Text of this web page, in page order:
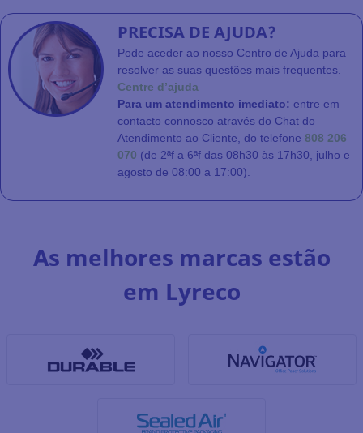
PRECISA DE AJUDA?
Pode aceder ao nosso Centro de Ajuda para
resolver as suas questões mais frequentes.
Centre d’ajuda
Para um atendimento imediato: entre em
contacto connosco através do Chat do
Atendimento ao Cliente, do telefone 808 206
070 (de 2ªf a 6ªf das 08h30 às 17h30, julho e
agosto de 08:00 a 17:00).
As melhores marcas estão
em Lyreco